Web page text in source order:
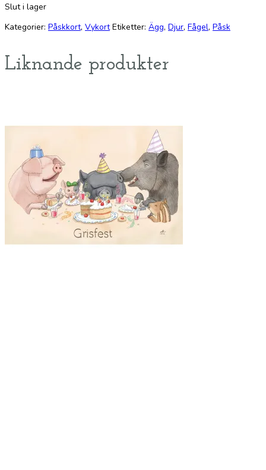
Slut i lager
Kategorier: Påskkort, Vykort Etiketter: Ägg, Djur, Fågel, Påsk
Liknande produkter